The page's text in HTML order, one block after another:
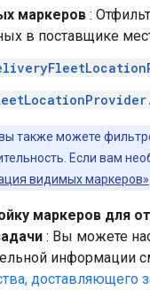
маркеров :
в поставщике
также можете
Если вам
видимых маркеров»
маркеров для
: Вы можете
информации
доставляющего